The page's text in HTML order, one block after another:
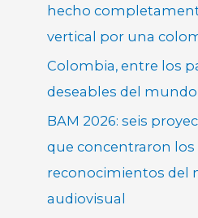
hecho
vertical por una
Colombia, entre los
deseables del
BAM 2026: seis
que concentraron
reconocimientos del
audiovisual